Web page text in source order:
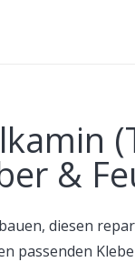
&
diesen
passenden